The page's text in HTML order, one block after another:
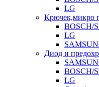
LG
Крючек,микро
BOSCH/
LG
Диод и
BOSCH/
LG